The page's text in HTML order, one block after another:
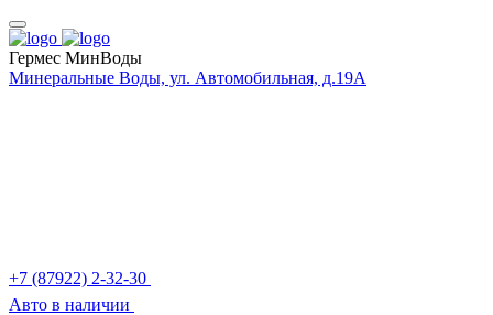
Гермес МинВоды
Минеральные Воды, ул. Автомобильная, д.19А
+7 (87922) 2-32-30
Авто в наличии